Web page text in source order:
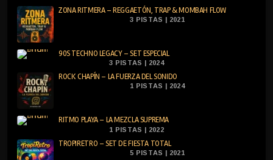
ZONA RITMERA – REGGAETÓN, TRAP & MOMBAH FLOW
3 PISTAS | 2021
90S TECHNO LEGACY – SET ESPECIAL
3 PISTAS | 2024
ROCK CHAPÍN – LA FUERZA DEL SONIDO
1 PISTAS | 2024
RITMO PLAYA – LA MEZCLA SUPREMA
1 PISTAS | 2022
TROPIRETRO – SET DE FIESTA TOTAL
5 PISTAS | 2021